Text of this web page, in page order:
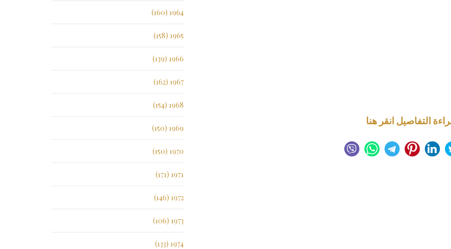
التفاصيل انقر هنا
1964 (160)
1965 (158)
1966 (139)
1967 (162)
1968 (154)
1969 (150)
1970 (150)
1971 (171)
1972 (146)
1973 (106)
1974 (133)